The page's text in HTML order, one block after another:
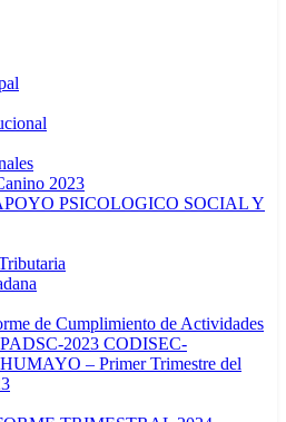
2023
PSICOLOGICO SOCIAL Y
de Cumplimiento de Actividades
2023 CODISEC-
– Primer Trimestre del